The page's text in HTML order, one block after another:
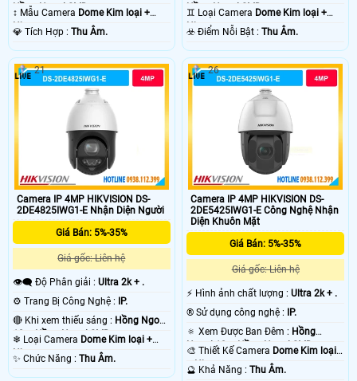
Hồng Ngoại SMD.
↕️ Mẫu Camera Dome Kim loại +
Nhựa.
️💎 Tích Hợp : Thu Âm.
Hồng Ngoại SMD.
♊ Loại Camera Dome Kim loại +
Nhựa.
️☣️ Điểm Nỗi Bật :Thu Âm.
Camera IP 4MP HIKVISION DS-
2DE4825IWG1-E Nhận Diện Người
Giá Bán: 5%-35%
Giá gốc: Liên hệ
👁️‍🗨 Độ Phân giải : Ultra 2k + .
⚙ Trang Bị Công Nghệ :
IP.
🔴 Khi xem thiếu sáng : Hồng Ngoại
10m Hồng Ngoại SMD.
❄ Loại Camera Dome Kim loại +
Nhựa.
️✨ Chức Năng : Thu Âm.
21
Camera IP 4MP HIKVISION DS-
2DE5425IWG1-E Công Nghệ Nhận
Diện Khuôn Mặt
Giá Bán: 5%-35%
Giá gốc: Liên hệ
️⚡ Hình ảnh chất lượng :Ultra 2k + .
®️ Sử dụng công nghệ :
IP.
🔅 Xem Được Ban Đêm : Hồng
Ngoại 10m Hồng Ngoại SMD.
🎨 Thiết Kế Camera Dome Kim loại
+ Nhựa.
️🔮 Khả Năng :Thu Âm.
26